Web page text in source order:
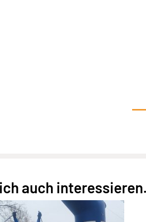
auch